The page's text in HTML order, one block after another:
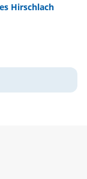
Hirschlach